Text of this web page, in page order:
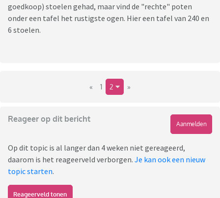
goedkoop) stoelen gehad, maar vind de "rechte" poten
onder een tafel het rustigste ogen. Hier een tafel van 240 en
6 stoelen.
« 1 2 »
Reageer op dit bericht
Aanmelden
Op dit topic is al langer dan 4 weken niet gereageerd,
daarom is het reageerveld verborgen. Je kan ook een nieuw
topic starten.
Reageerveld tonen